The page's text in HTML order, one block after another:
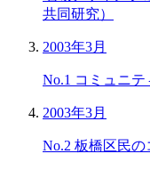
共同研究）
2003年3月
No.1 コミュニ
2003年3月
No.2 板橋区民